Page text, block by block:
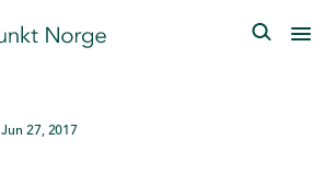
Jun 27, 2017